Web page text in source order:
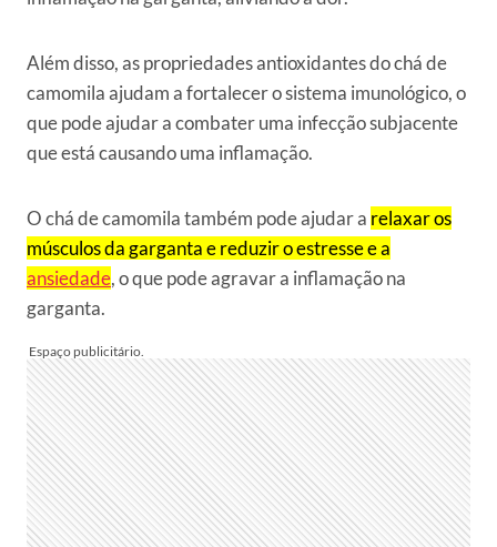
Além disso, as propriedades antioxidantes do chá de
camomila ajudam a fortalecer o sistema imunológico, o
que pode ajudar a combater uma infecção subjacente
que está causando uma inflamação.
O chá de camomila também pode ajudar a relaxar os
músculos da garganta e reduzir o estresse e a
ansiedade, o que pode agravar a inflamação na
garganta.